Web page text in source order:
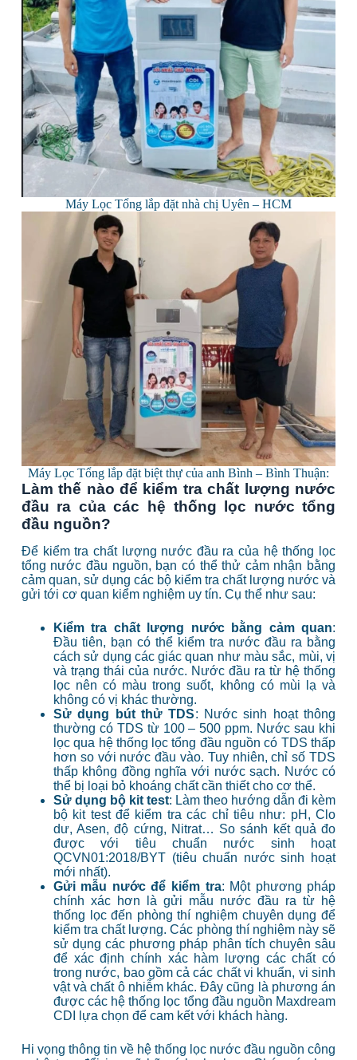
Máy Lọc Tổng lắp đặt nhà chị Uyên – HCM
Máy Lọc Tổng lắp đặt biệt thự của anh Bình – Bình Thuận:
Làm thế nào để kiểm tra chất lượng nước
đầu ra của các hệ thống lọc nước tổng
đầu nguồn?
Để kiểm tra chất lượng nước đầu ra của hệ thống lọc
tổng nước đầu nguồn, bạn có thể thử cảm nhận bằng
cảm quan, sử dụng các bộ kiểm tra chất lượng nước và
gửi tới cơ quan kiểm nghiệm uy tín. Cụ thể như sau:
Kiểm tra chất lượng nước bằng cảm quan:
Đầu tiên, bạn có thể kiểm tra nước đầu ra bằng
cách sử dụng các giác quan như màu sắc, mùi, vị
và trạng thái của nước. Nước đầu ra từ hệ thống
lọc nên có màu trong suốt, không có mùi lạ và
không có vị khác thường.
Sử dụng bút thử TDS: Nước sinh hoạt thông
thường có TDS từ 100 – 500 ppm. Nước sau khi
lọc qua hệ thống lọc tổng đầu nguồn có TDS thấp
hơn so với nước đầu vào. Tuy nhiên, chỉ số TDS
thấp không đồng nghĩa với nước sạch. Nước có
thể bị loại bỏ khoáng chất cần thiết cho cơ thể.
Sử dụng bộ kit test: Làm theo hướng dẫn đi kèm
bộ kit test để kiểm tra các chỉ tiêu như: pH, Clo
dư, Asen, độ cứng, Nitrat… So sánh kết quả đo
được với tiêu chuẩn nước sinh hoạt
QCVN01:2018/BYT (tiêu chuẩn nước sinh hoạt
mới nhất).
Gửi mẫu nước để kiểm tra: Một phương pháp
chính xác hơn là gửi mẫu nước đầu ra từ hệ
thống lọc đến phòng thí nghiệm chuyên dụng để
kiểm tra chất lượng. Các phòng thí nghiệm này sẽ
sử dụng các phương pháp phân tích chuyên sâu
để xác định chính xác hàm lượng các chất có
trong nước, bao gồm cả các chất vi khuẩn, vi sinh
vật và chất ô nhiễm khác. Đây cũng là phương án
được các hệ thống lọc tổng đầu nguồn Maxdream
CDI lựa chọn để cam kết với khách hàng.
Hi vọng thông tin về hệ thống lọc nước đầu nguồn công